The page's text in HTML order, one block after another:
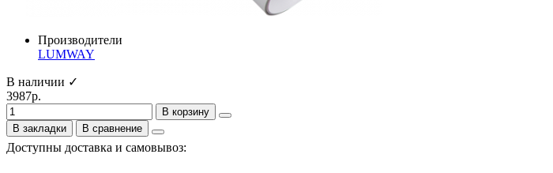
Производители
LUMWAY
В наличии ✓
3987р.
В корзину
В закладки
В сравнение
Доступны доставка и самовывоз: